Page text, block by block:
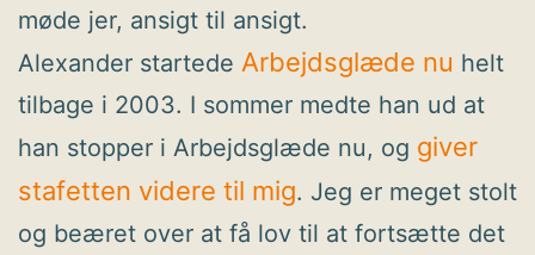
møde jer, ansigt til ansigt.
Alexander startede Arbejdsglæde nu helt
tilbage i 2003. I sommer medte han ud at
han stopper i Arbejdsglæde nu, og giver
stafetten videre til mig. Jeg er meget stolt
og beæret over at få lov til at fortsætte det